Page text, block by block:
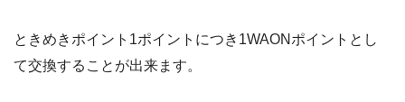
ときめきポイント1ポイントにつき1WAONポイントとし
て交換することが出来ます。